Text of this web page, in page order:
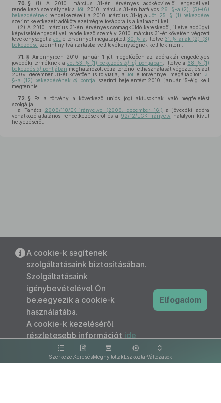
70. § (1) A 2010. március 31-én érvényes adóképviselői engedéllyel
rendelkező személynek a Jöt. 2010. március 31-én hatályos 26. §-a (2), (5)–(6)
bekezdésének rendelkezéseit a 2010. március 31-ig a Jöt. 25. § (1) bekezdése
szerint keletkezett adókötelezettségre továbbra is alkalmazni kell.
(2) A 2010. március 31-én érvényes csomagküldő kereskedői, illetve adóügyi
képviselői engedéllyel rendelkező személy 2010. március 31-ét követően végzett
tevékenységét aJöt. e törvénnyel megállapított 30. §-a , illetve 31. §-ának (2)–(3)
bekezdése szerint nyilvántartásba vett tevékenységnek kell tekinteni.
71. § Amennyiben 2010. január 1-jét megelőzően az adóraktár-engedélyes
jövedéki terméknek a Jöt. 53. § (1) bekezdés b)–c) pontjában , illetve a 68. § (1)
bekezdés b) pontjában meghatározott célra történő felhasználását végezte, és azt
2009. december 31-ét követően is folytatja, a Jöt. e törvénnyel megállapított13.
§-a (12) bekezdéséneka) pontja
szerinti bejelentést 2010. január 15-éig kell
megtennie.
72. § Ez a törvény a következő uniós jogi aktusoknak való megfelelést
szolgálja:
a Tanács
2008/118/EK irányelve (2008. december 16.) a jövedéki adóra
vonatkozó általános rendelkezésekről és a 92/12/EGK irányelv hatályon kívül
helyezéséről.
SzerkezetKeresésMegnyitottakEszköztárVáltozások
A cookie-k segítenek
szolgáltatásaink biztosításában.
Szolgáltatásaink
igénybevételével Ön
beleegyezik a cookie-k
használatába.
A cookie-k kezeléséről
részletesebb információt ide
kattintva olvashat.
Elfogadom